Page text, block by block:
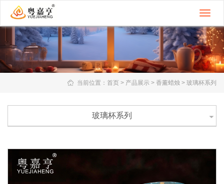
切
换
导
航
当前位置： 首页 > 产品展示 > 香薰蜡烛 > 玻璃杯系列
玻璃杯系列